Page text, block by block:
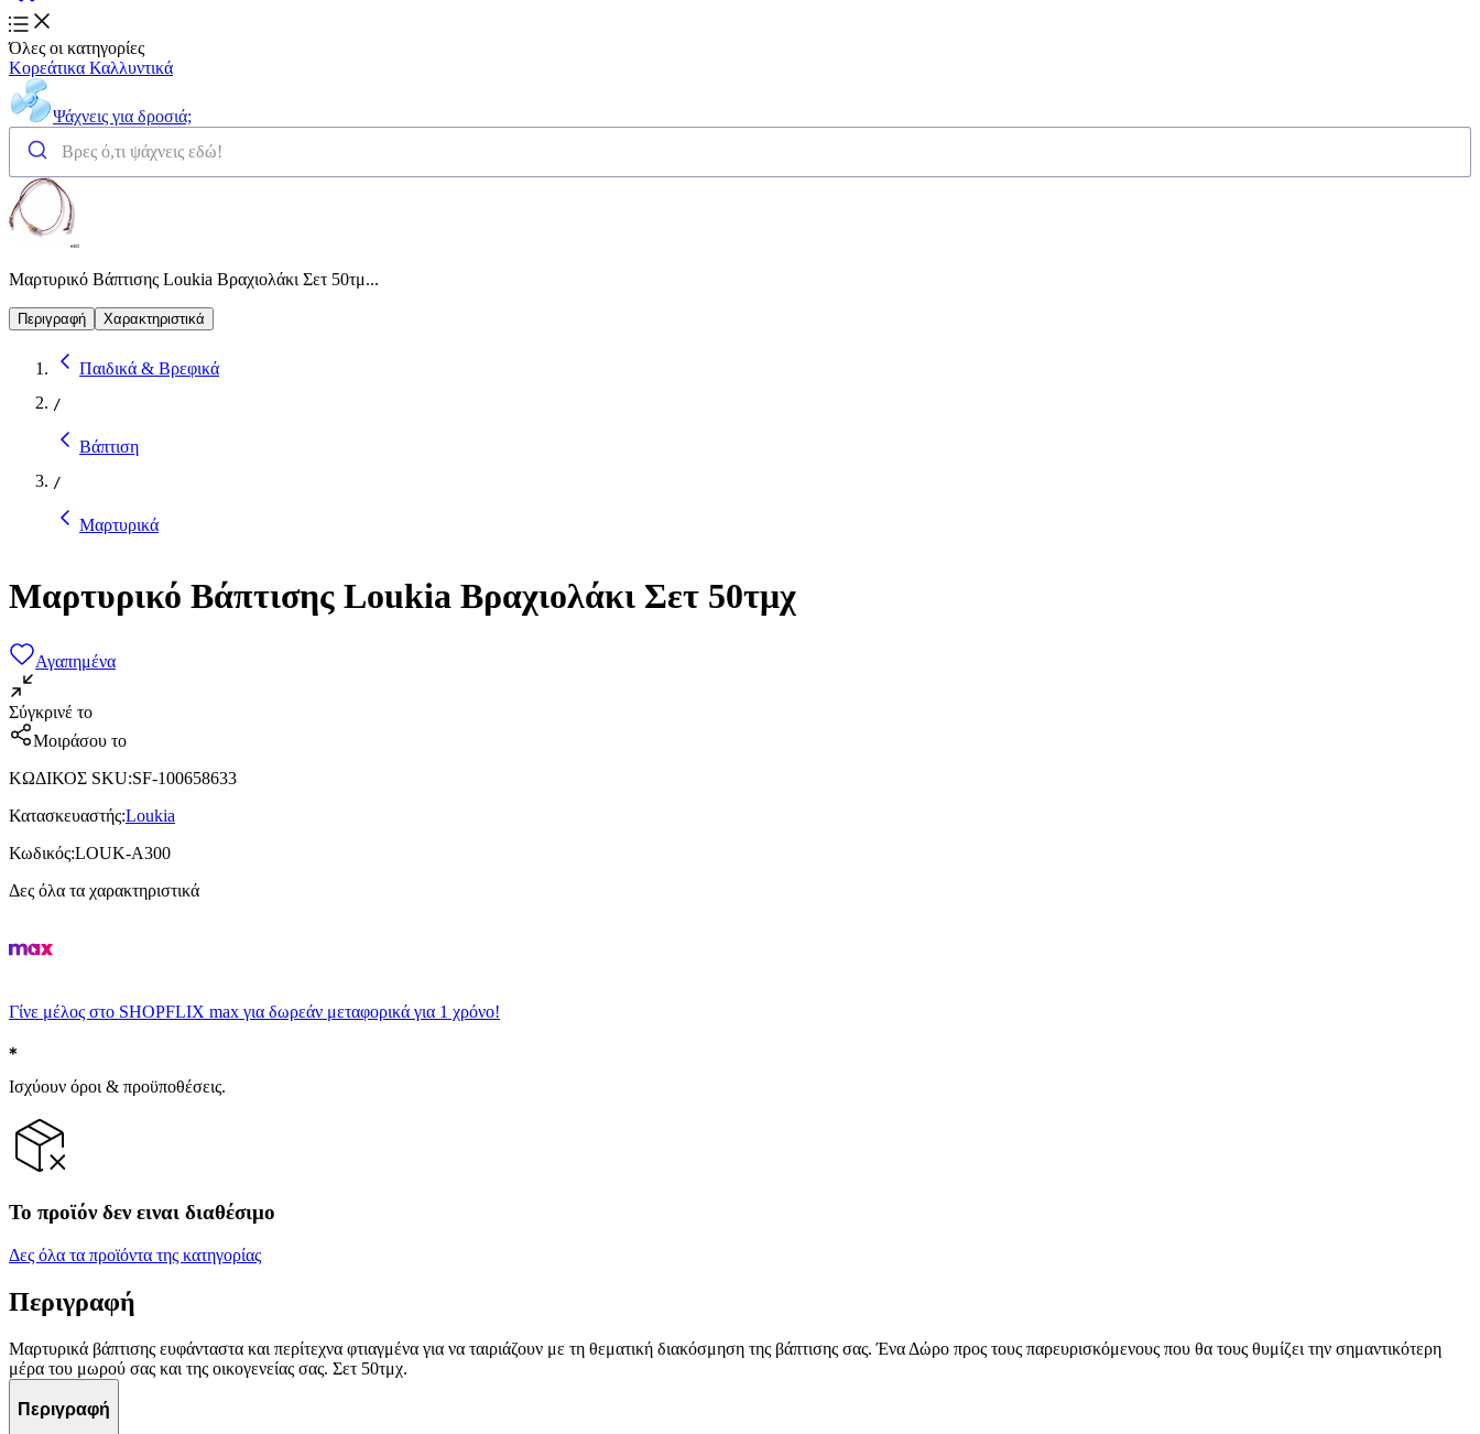
Όλες οι κατηγορίες
Κορεάτικα Καλλυντικά
Ψάχνεις για δροσιά;
Μαρτυρικό Βάπτισης Loukia Βραχιολάκι Σετ 50τμ...
Περιγραφή Χαρακτηριστικά
Παιδικά & Βρεφικά
/
Βάπτιση
/
Μαρτυρικά
Μαρτυρικό Βάπτισης Loukia Βραχιολάκι Σετ 50τμχ
Αγαπημένα
Σύγκρινέ το
Μοιράσου το
ΚΩΔΙΚΟΣ SKU:SF-100658633
Κατασκευαστής:Loukia
Κωδικός:LOUK-A300
Δες όλα τα χαρακτηριστικά
Γίνε μέλος στο SHOPFLIX max για δωρεάν μεταφορικά για 1 χρόνο!
Ισχύουν όροι & προϋποθέσεις.
Το προϊόν δεν ειναι διαθέσιμο
Δες όλα τα προϊόντα της κατηγορίας
Περιγραφή
Μαρτυρικά βάπτισης ευφάνταστα και περίτεχνα φτιαγμένα για να ταιριάζουν με τη θεματική διακόσμηση της βάπτισης σας. Ένα Δώρο προς τους παρευρισκόμενους που θα τους θυμίζει την σημαντικότερη
μέρα του μωρού σας και της οικογενείας σας. Σετ 50τμχ.
Περιγραφή